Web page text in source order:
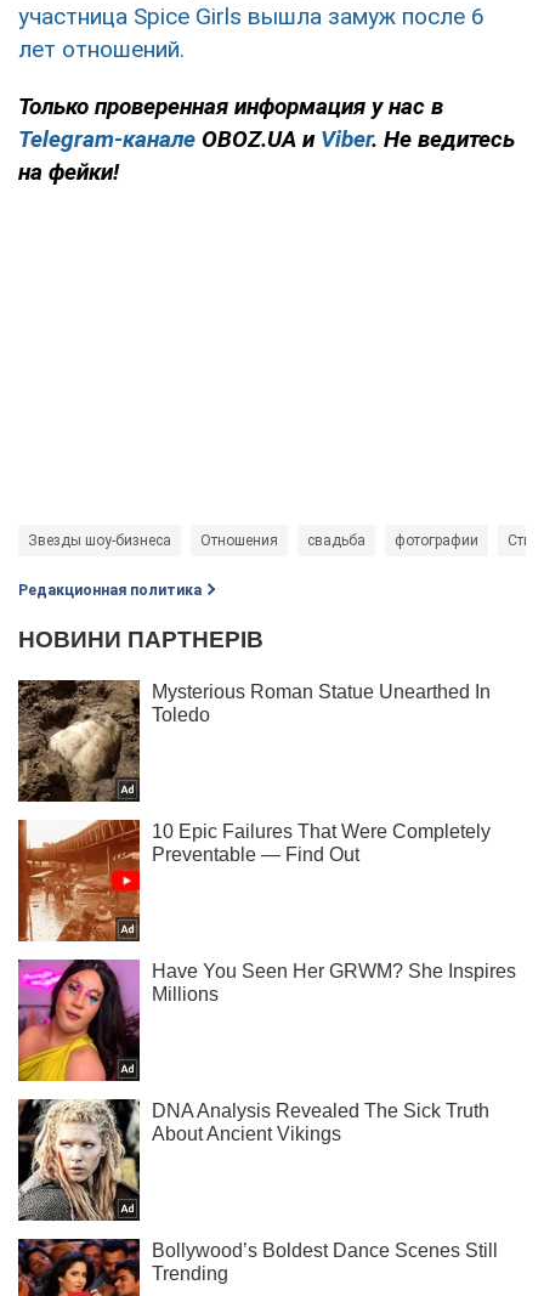
участница Spice Girls вышла замуж после 6
лет отношений.
Только проверенная информация у нас в
Telegram-канале OBOZ.UA и Viber. Не ведитесь
на фейки!
Звезды шоу-бизнеса Отношения свадьба фотографии
Редакционная политика